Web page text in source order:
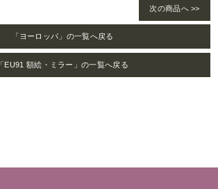
次の商品へ >>
「ヨーロッパ」の一覧へ戻る
「EU91 額絵・ミラー」の一覧へ戻る